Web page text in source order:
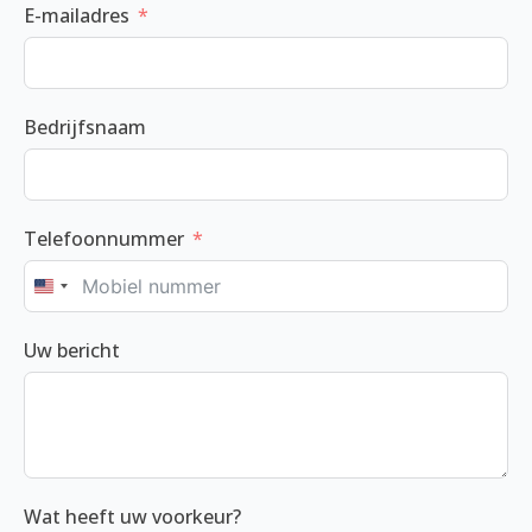
E-mailadres
Bedrijfsnaam
Telefoonnummer
United
+1
Uw bericht
Wat heeft uw voorkeur?